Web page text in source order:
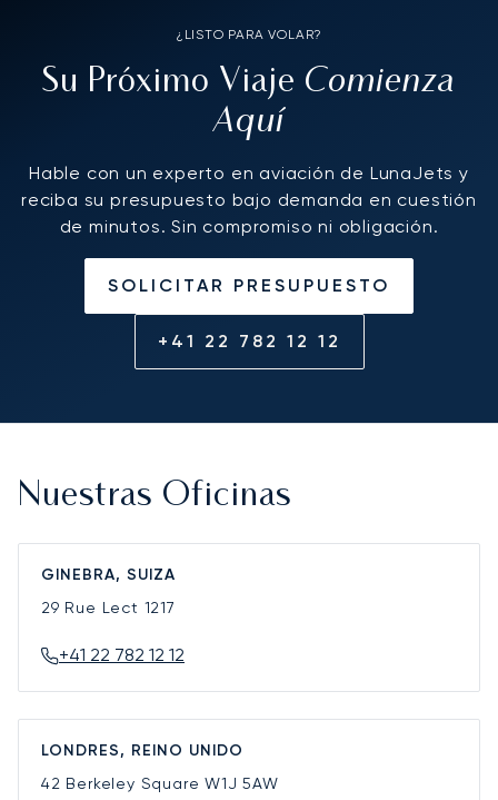
¿LISTO PARA VOLAR?
Su Próximo Viaje Comienza
Aquí
Hable con un experto en aviación de LunaJets y
reciba su presupuesto bajo demanda en cuestión
de minutos. Sin compromiso ni obligación.
SOLICITAR PRESUPUESTO
+41 22 782 12 12
Nuestras Oficinas
GINEBRA, SUIZA
29 Rue Lect 1217
+41 22 782 12 12
LONDRES, REINO UNIDO
42 Berkeley SquareW1J 5AW